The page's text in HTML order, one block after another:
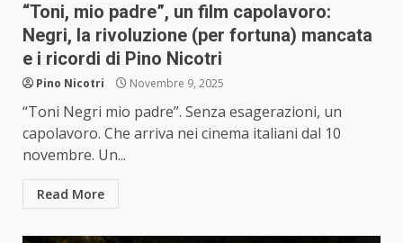
“Toni, mio padre”, un film capolavoro:
Negri, la rivoluzione (per fortuna) mancata
e i ricordi di Pino Nicotri
Pino Nicotri Novembre 9, 2025
“Toni Negri mio padre”. Senza esagerazioni, un
capolavoro. Che arriva nei cinema italiani dal 10
novembre. Un...
Read More